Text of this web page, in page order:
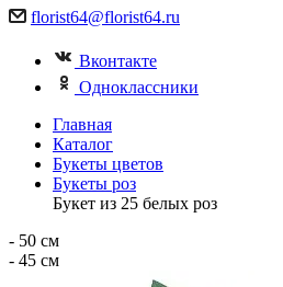
florist64@florist64.ru
Вконтакте
Одноклассники
Главная
Каталог
Букеты цветов
Букеты роз
Букет из 25 белых роз
- 50 см
- 45 см